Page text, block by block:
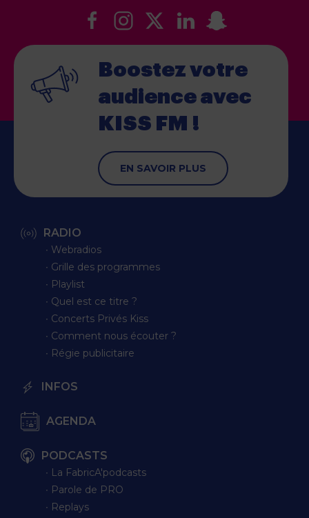
Boostez votre
audience avec
KISS FM !
EN SAVOIR PLUS
RADIO
∙ Webradios
∙ Grille des programmes
∙ Playlist
∙ Quel est ce titre ?
∙ Concerts Privés Kiss
∙ Comment nous écouter ?
∙ Régie publicitaire
INFOS
AGENDA
PODCASTS
∙ La FabricA'podcasts
∙ Parole de PRO
∙ Replays